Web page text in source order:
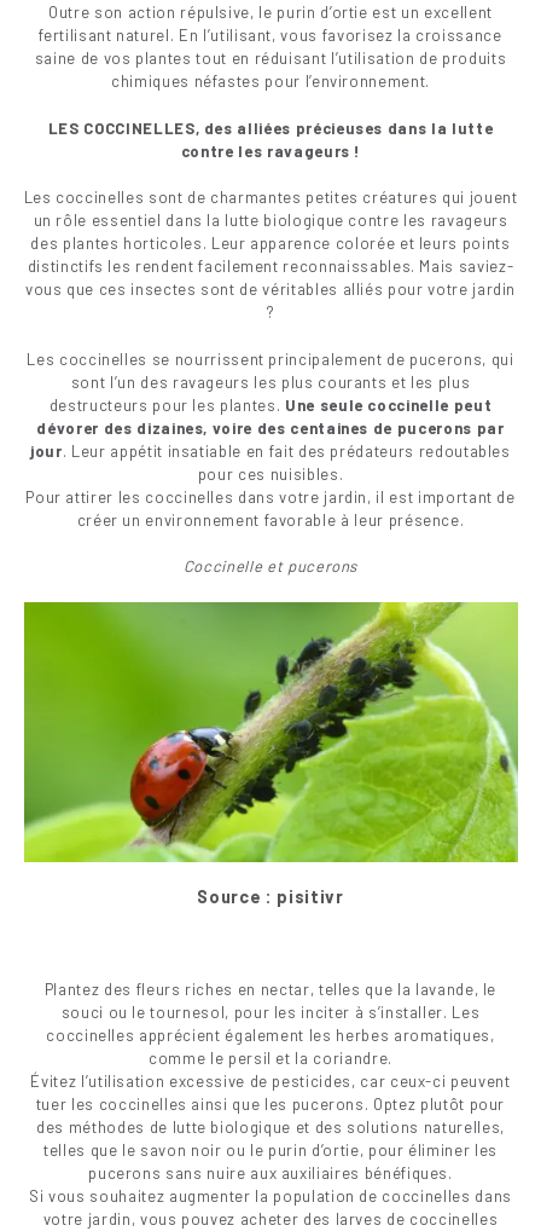
Outre son action répulsive, le purin d’ortie est un excellent
fertilisant naturel. En l’utilisant, vous favorisez la croissance
saine de vos plantes tout en réduisant l’utilisation de produits
chimiques néfastes pour l’environnement.
LES COCCINELLES, des alliées précieuses dans la lutte
contre les ravageurs !
Les coccinelles sont de charmantes petites créatures qui jouent
un rôle essentiel dans la lutte biologique contre les ravageurs
des plantes horticoles. Leur apparence colorée et leurs points
distinctifs les rendent facilement reconnaissables. Mais saviez-
vous que ces insectes sont de véritables alliés pour votre jardin
?
Les coccinelles se nourrissent principalement de pucerons, qui
sont l’un des ravageurs les plus courants et les plus
destructeurs pour les plantes. Une seule coccinelle peut
dévorer des dizaines, voire des centaines de pucerons par
jour. Leur appétit insatiable en fait des prédateurs redoutables
pour ces nuisibles.
Pour attirer les coccinelles dans votre jardin, il est important de
créer un environnement favorable à leur présence.
Coccinelle et pucerons
Source : pisitivr
Plantez des fleurs riches en nectar, telles que la lavande, le
souci ou le tournesol, pour les inciter à s’installer. Les
coccinelles apprécient également les herbes aromatiques,
comme le persil et la coriandre.
Évitez l’utilisation excessive de pesticides, car ceux-ci peuvent
tuer les coccinelles ainsi que les pucerons. Optez plutôt pour
des méthodes de lutte biologique et des solutions naturelles,
telles que le savon noir ou le purin d’ortie, pour éliminer les
pucerons sans nuire aux auxiliaires bénéfiques.
Si vous souhaitez augmenter la population de coccinelles dans
votre jardin, vous pouvez acheter des larves de coccinelles